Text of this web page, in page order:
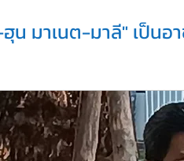
น มาเนต-มาลี" เป็นอ